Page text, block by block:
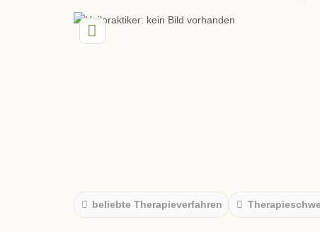
beliebte Therapieverfahren